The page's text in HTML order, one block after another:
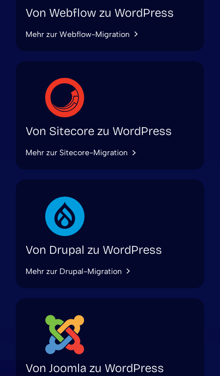
Von Webflow zu WordPress
Mehr zur Webflow-Migration
Von Sitecore zu WordPress
Mehr zur Sitecore-Migration
Von Drupal zu WordPress
Mehr zur Drupal-Migration
Von Joomla zu WordPress